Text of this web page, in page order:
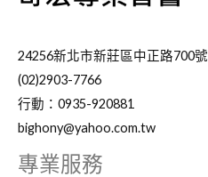
24256新北市新莊區中正路700號
(02)2903-7766
行動：0935-920881
bighony@yahoo.com.tw
專業服務